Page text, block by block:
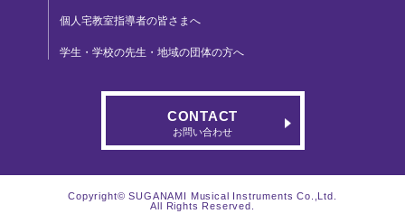
個人宅教室指導者の皆さまへ
学生・学校の先生・地域の団体の方へ
CONTACT
お問い合わせ
Copyright© SUGANAMI Musical Instruments Co.,Ltd.
All Rights Reserved.